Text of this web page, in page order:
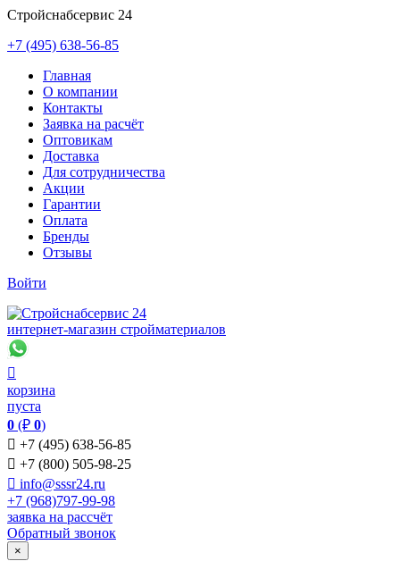
Стройснабсервис 24
+7 (495) 638-56-85
Главная
О компании
Контакты
Заявка на расчёт
Оптовикам
Доставка
Для сотрудничества
Акции
Гарантии
Оплата
Бренды
Отзывы
Войти
интернет-магазин стройматериалов

корзина
пуста
0 (₽ 0)
 +7 (495) 638-56-85
 +7 (800) 505-98-25
 info@sssr24.ru
+7 (968)797-99-98
заявка на рассчёт
Обратный звонок
×